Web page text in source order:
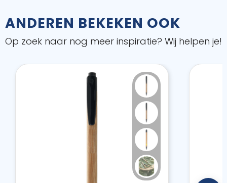
ANDEREN BEKEKEN OOK
Op zoek naar nog meer inspiratie? Wij helpen je!